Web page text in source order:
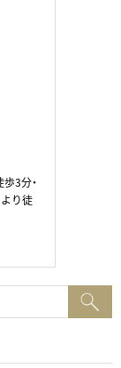
3分・
り徒